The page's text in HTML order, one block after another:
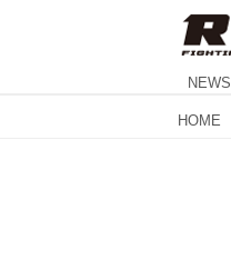
NEWS
HOME